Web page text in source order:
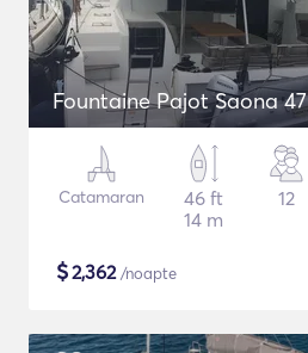
Fountaine Pajot Saona 47
Catamaran
46 ft
14 m
12
$2,362/noapte